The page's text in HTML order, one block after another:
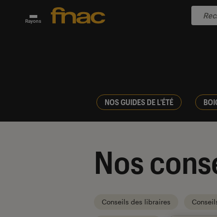
Rayons
NOS GUIDES DE L'ÉTÉ
Nos
Conseils des libraires